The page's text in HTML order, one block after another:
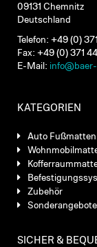
09131 Chemnitz
Deutschland
Telefon: +49 (0)
Fax: +49 (0) 371
E-Mail:
KATEGORIEN
Auto Fußmatten
Zubehör
SICHER &